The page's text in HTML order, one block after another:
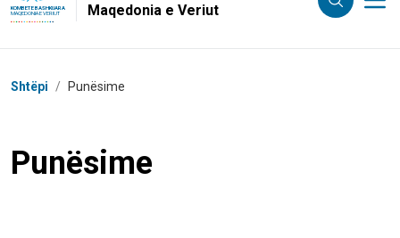
KOMBET E BASHKUARA
MAQEDONIA E VERIUT
Maqedonia e Veriut
Breadcrumb
Shtëpi / Punësime
Punësime